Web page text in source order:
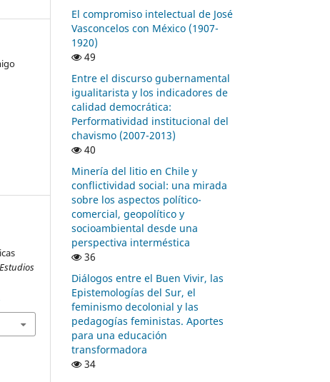
Estudios
El compromiso intelectual de José
Vasconcelos con México (1907-
1920)
49
Entre el discurso gubernamental
igualitarista y los indicadores de
calidad democrática:
Performatividad institucional del
chavismo (2007-2013)
40
Minería del litio en Chile y
conflictividad social: una mirada
sobre los aspectos político-
comercial, geopolítico y
socioambiental desde una
perspectiva interméstica
36
Diálogos entre el Buen Vivir, las
Epistemologías del Sur, el
feminismo decolonial y las
pedagogías feministas. Aportes
para una educación
transformadora
34